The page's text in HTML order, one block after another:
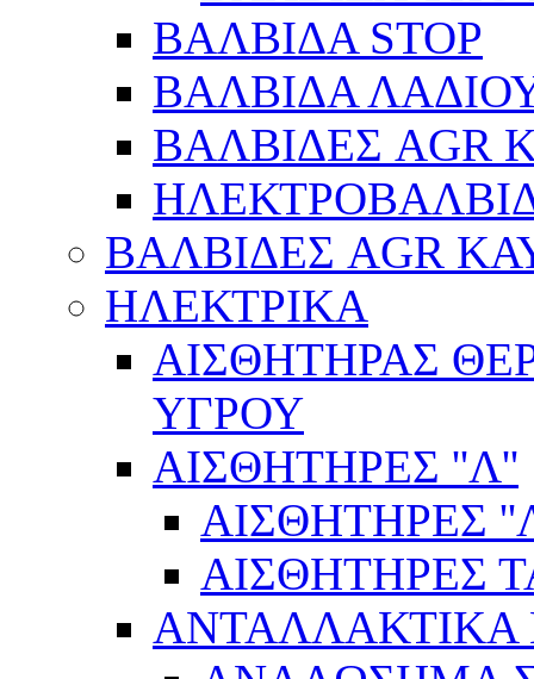
ΒΑΛΒΙΔΑ STOP
ΒΑΛΒΙΔΑ
ΒΑΛΒΙΔΕΣ AGR
ΒΑΛΒΙΔΕΣ AGR
ΗΛΕΚΤΡΙΚΑ
ΑΙΣΘΗΤΗΡΑΣ
ΥΓΡΟΥ
ΑΙΣΘΗΤΗΡΕΣ ''Λ''
ΑΙΣΘΗΤΗΡEΣ
ΑΙΣΘΗΤΗΡEΣ
ΑΝΤΑΛΛΑΚΤΙΚΑ